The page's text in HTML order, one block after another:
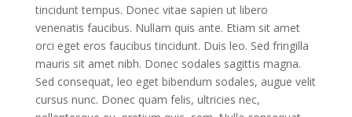
tincidunt tempus. Donec vitae sapien ut libero
venenatis faucibus. Nullam quis ante. Etiam sit amet
orci eget eros faucibus tincidunt. Duis leo. Sed fringilla
mauris sit amet nibh. Donec sodales sagittis magna.
Sed consequat, leo eget bibendum sodales, augue velit
cursus nunc. Donec quam felis, ultricies nec,